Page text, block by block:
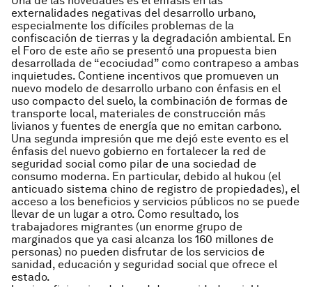
externalidades negativas del desarrollo urbano,
especialmente los difíciles problemas de la
confiscación de tierras y la degradación ambiental. En
el Foro de este año se presentó una propuesta bien
desarrollada de “ecociudad” como contrapeso a ambas
inquietudes. Contiene incentivos que promueven un
nuevo modelo de desarrollo urbano con énfasis en el
uso compacto del suelo, la combinación de formas de
transporte local, materiales de construcción más
livianos y fuentes de energía que no emitan carbono.
Una segunda impresión que me dejó este evento es el
énfasis del nuevo gobierno en fortalecer la red de
seguridad social como pilar de una sociedad de
consumo moderna. En particular, debido al hukou (el
anticuado sistema chino de registro de propiedades), el
acceso a los beneficios y servicios públicos no se puede
llevar de un lugar a otro. Como resultado, los
trabajadores migrantes (un enorme grupo de
marginados que ya casi alcanza los 160 millones de
personas) no pueden disfrutar de los servicios de
sanidad, educación y seguridad social que ofrece el
estado.